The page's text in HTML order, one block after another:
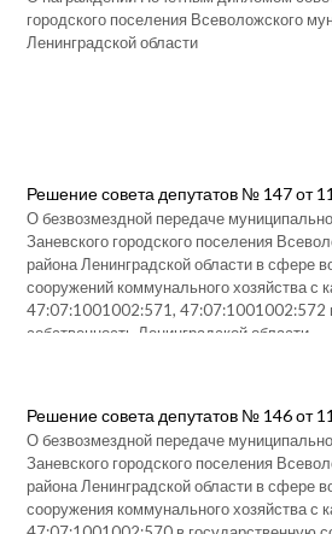
городского поселения Всеволожского
Ленинградской области
Решение совета депутатов № 147 от
О безвозмездной передаче
Заневского городского поселения
района Ленинградской области в сфере
сооружений коммунального хозяйства с
47:07:1001002:571, 47:07:1001002:572
собственность Ленинградской области
Решение совета депутатов № 146 от
О безвозмездной передаче
Заневского городского поселения
района Ленинградской области в сфере
сооружения коммунального хозяйства с